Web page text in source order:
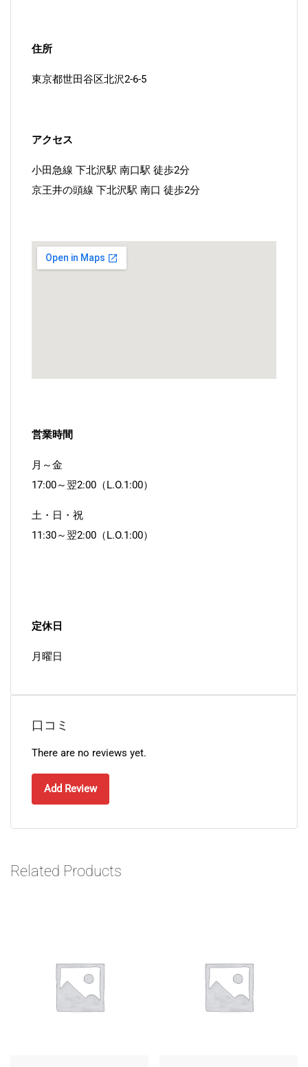
住所
東京都世田谷区北沢2-6-5
アクセス
小田急線 下北沢駅 南口駅 徒歩2分
京王井の頭線 下北沢駅 南口 徒歩2分
営業時間
月～金
17:00～翌2:00（L.O.1:00）
土・日・祝
11:30～翌2:00（L.O.1:00）
定休日
月曜日
口コミ
There are no reviews yet.
Add Review
Related Products